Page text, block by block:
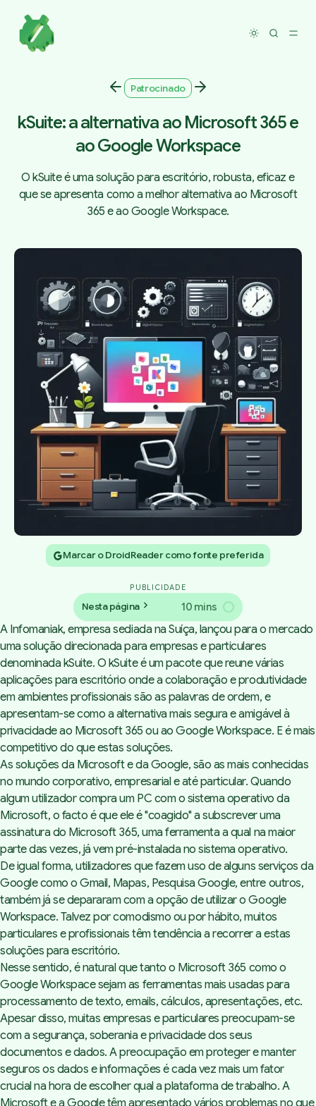
Toggle
Patrocinado
kSuite: a alternativa ao Microsoft 365 e
ao Google Workspace
O kSuite é uma solução para escritório, robusta, eficaz e
que se apresenta como a melhor alternativa ao Microsoft
365 e ao Google Workspace.
Marcar o DroidReader como fonte preferida
PUBLICIDADE
Nesta página 10 mins
Infomaniak Mail - Serviço de
email
kDrive - armazenamento na
nuvem colaborativo
kChat - Mensagens
instantâneas e seguras para
empresas
kMeet - Videoconferência
privada, segura, ilimitada e
gratuita
Infomaniak Docs, Grids e
Points - para quê o Microsoft
365, o Google Docs ou o
iWork?
A Infomaniak, empresa sediada na Suíça, lançou para o mercado
uma solução direcionada para empresas e particulares
denominada kSuite. O kSuiteé um pacote que reune várias
aplicações para escritório onde a colaboração e produtividade
em ambientes profissionais são as palavras de ordem, e
apresentam-se como a alternativa mais segura e amigável à
privacidade ao Microsoft 365 ou ao Google Workspace. E é mais
competitivo do que estas soluções.
As soluções da Microsoft e da Google, são as mais conhecidas
no mundo corporativo, empresarial e até particular. Quando
algum utilizador compra um PC com o sistema operativo da
Microsoft, o facto é que ele é "coagido" a subscrever uma
assinatura do Microsoft 365, uma ferramenta a qual na maior
parte das vezes, já vem pré-instalada no sistema operativo.
De igual forma, utilizadores que fazem uso de alguns serviços da
Google como o Gmail, Mapas, Pesquisa Google, entre outros,
também já se depararam com a opção de utilizar o Google
Workspace. Talvez por comodismo ou por hábito, muitos
particulares e profissionais têm tendência a recorrer a estas
soluções para escritório.
Nesse sentido, é natural que tanto o Microsoft 365 como o
Google Workspace sejam as ferramentas mais usadas para
processamento de texto, emails, cálculos, apresentações, etc.
Apesar disso, muitas empresas e particulares preocupam-se
com a segurança, soberania e privacidade dos seus
documentos e dados. A preocupação em proteger e manter
seguros os dados e informações é cada vez mais um fator
crucial na hora de escolher qual a plataforma de trabalho. A